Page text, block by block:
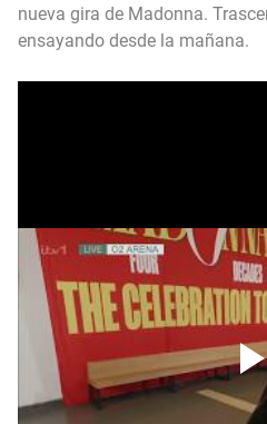
nueva gira de Madonna.
ensayando desde la mañana.